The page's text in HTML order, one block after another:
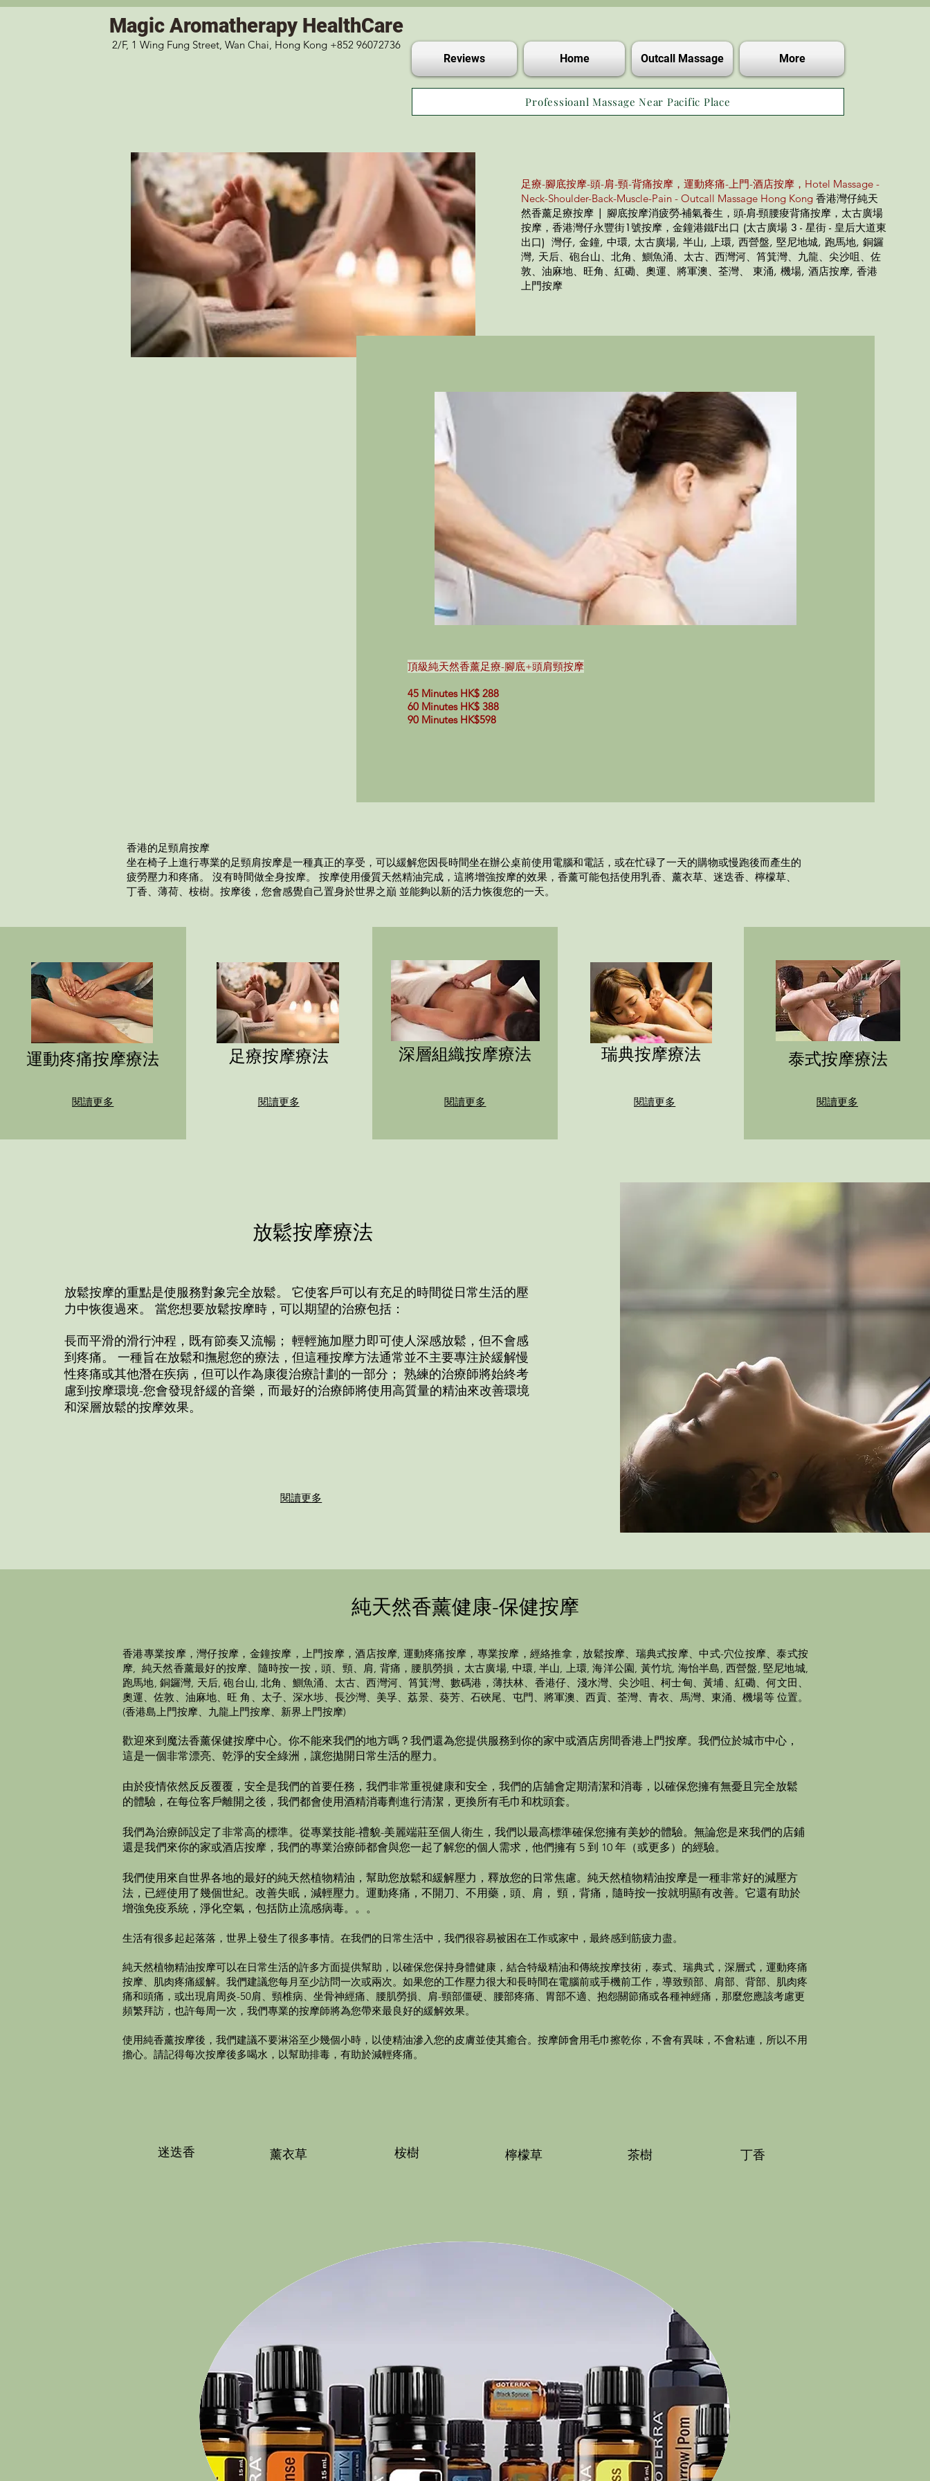
Magic Aromatherapy HealthCare
2/F, 1 Wing Fung Street, Wan Chai, Hong Kong +852 96072736
Reviews
Home Outcall Massage More
Professioanl Massage Near Pacific Place
頂級純天然香薰足療-腳底+頭肩頸按摩
45 Minutes HK$ 288
60 Minutes HK$ 388
90 Minutes HK$598
足療-腳底按摩-頭-肩-頸-背痛按摩，運動疼痛-上門-酒店按摩，Hotel Massage -
Neck-Shoulder-Back-Muscle-Pain - Outcall Massage Hong Kong 香港灣仔純天
然香薰足療按摩 | 腳底按摩消疲勞-補氣養生，頭-肩-頸腰痠背痛按摩，太古廣場
按摩，香港灣仔永豐街1號按摩，金鐘港鐵F出口 (太古廣場 3 - 星街 - 皇后大道東
出口) 灣仔, 金鐘, 中環, 太古廣場, 半山, 上環, 西營盤, 堅尼地城, 跑馬地, 銅鑼
灣, 天后、砲台山、北角、鰂魚涌、太古、西灣河、筲箕灣、九龍、尖沙咀、佐
敦、油麻地、旺角、紅磡、奧運、將軍澳、荃灣、 東涌, 機場, 酒店按摩, 香港
上門按摩
香港的足頸肩按摩
坐在椅子上進行專業的足頸肩按摩是一種真正的享受，可以緩解您因長時間坐在辦公桌前使用電腦和電話，或在忙碌了一天的購物或慢跑後而產生的
疲勞壓力和疼痛。 沒有時間做全身按摩。 按摩使用優質天然精油完成，這將增強按摩的效果，香薰可能包括使用乳香、薰衣草、迷迭香、檸檬草、
丁香、薄荷、桉樹。按摩後，您會感覺自己置身於世界之巔 並能夠以新的活力恢復您的一天。
運動疼痛按摩療法
閱讀更多
足療按摩療法
閱讀更多
深層組織按摩療法
閱讀更多
瑞典按摩療法
閱讀更多
泰式按摩療法
閱讀更多
放鬆按摩療法
放鬆按摩的重點是使服務對象完全放鬆。 它使客戶可以有充足的時間從日常生活的壓
力中恢復過來。 當您想要放鬆按摩時，可以期望的治療包括：
長而平滑的滑行沖程，既有節奏又流暢； 輕輕施加壓力即可使人深感放鬆，但不會感
到疼痛。 一種旨在放鬆和撫慰您的療法，但這種按摩方法通常並不主要專注於緩解慢
性疼痛或其他潛在疾病，但可以作為康復治療計劃的一部分； 熟練的治療師將始終考
慮到按摩環境-您會發現舒緩的音樂，而最好的治療師將使用高質量的精油來改善環境
和深層放鬆的按摩效果。
閱讀更多
純天然香薰健康-保健按摩
香港專業按摩，灣仔按摩，金鐘按摩，上門按摩，酒店按摩, 運動疼痛按摩，專業按摩，經絡推拿，放鬆按摩、瑞典式按摩、中式-穴位按摩、泰式按
摩, 純天然香薰最好的按摩、隨時按一按，頭、頸、肩, 背痛，腰肌勞損，太古廣場, 中環, 半山, 上環, 海洋公園, 黃竹坑, 海怡半島, 西營盤, 堅尼地城,
跑馬地, 銅鑼灣, 天后, 砲台山, 北角、鰂魚涌、太古、西灣河、筲箕灣、數碼港，薄扶林、香港仔、淺水灣、尖沙咀、柯士甸、黃埔、紅磡、何文田、
奧運、佐敦、油麻地、旺 角、太子、深水埗、長沙灣、美孚、荔景、葵芳、石硤尾、屯門、將軍澳、西貢、荃灣、青衣、馬灣、東涌、機場等 位置。
(香港島上門按摩、九龍上門按摩、新界上門按摩)
歡迎來到魔法香薰保健按摩中心。 你不能來我們的地方嗎？我們還為您提供服務到你的家中或酒店房間香港上門按摩。我們位於城市中心，
這是一個非常漂亮、乾淨的安全綠洲 ， 讓您拋開日常生活的壓力。
由於疫情依然反反覆覆，安全是我們的首要任務，我們非常重視健康和安全，我們的店舖會定期清潔和消毒，以確保您擁有無憂且完全放鬆
的體驗，在每位客戶離開之後，我們都會使用酒精消毒劑進行清潔，更換所有毛巾和枕頭套。
我們為治療師設定了非常高的標準。從專業技能-禮貌-美麗端莊至個人衛生，我們以最高標準確保您擁有美妙的體驗。​無論您是來我們的店鋪
還是我們來你的家或酒店按摩，我們的專業治療師都會與您一起了解您的個人需求，他們擁有 5 到 10 年（或更多）的經驗。
我們使用來自世界各地的最好的純天然植物精油，幫助您放鬆和緩解壓力，釋放您的日常焦慮。純天然植物精油按摩是一種非常好的減壓方
法，已經使用了幾個世紀。改善失眠，減輕壓力。運動疼痛，不開刀、不用藥，頭、肩， 頸，背痛，隨時按一按就明顯有改善。它還有助於
增強免疫系統，淨化空氣，包括防止流感病毒。。。
生活有很多起起落落，世界上發生了很多事情。在我們的日常生活中，我們很容易被困在工作或家中，最終感到筋疲力盡。
純天然植物精油按摩可以在日常生活的許多方面提供幫助，以確保您保持身體健康，結合特級精油和傳統按摩技術，泰式、瑞典式，深層式，運動疼痛
按摩、肌肉疼痛緩解。我們建議您每月至少訪問一次或兩次。如果您的工作壓力很大和長時間在電腦前或手機前工作，導致頸部、肩部、背部、肌肉疼
痛和頭痛，或出現肩周炎-50肩、頸椎病、坐骨神經痛、腰肌勞損、肩-頸部僵硬、腰部疼痛、胃部不適、抱怨關節痛或各種神經痛，那麼您應該考慮更
頻繁拜訪，也許每周一次，我們專業的按摩師將為您帶來最良好的緩解效果。
使用純香薰按摩後，我們建議不要淋浴至少幾個小時，以使精油滲入您的皮膚並使其癒合。按摩師會用毛巾擦乾你，不會有異味，不會粘連，所以不用
擔心。請記得每次按摩後多喝水，以幫助排毒，有助於減輕疼痛。
迷迭香 薰衣草 桉樹 檸檬草 茶樹 丁香